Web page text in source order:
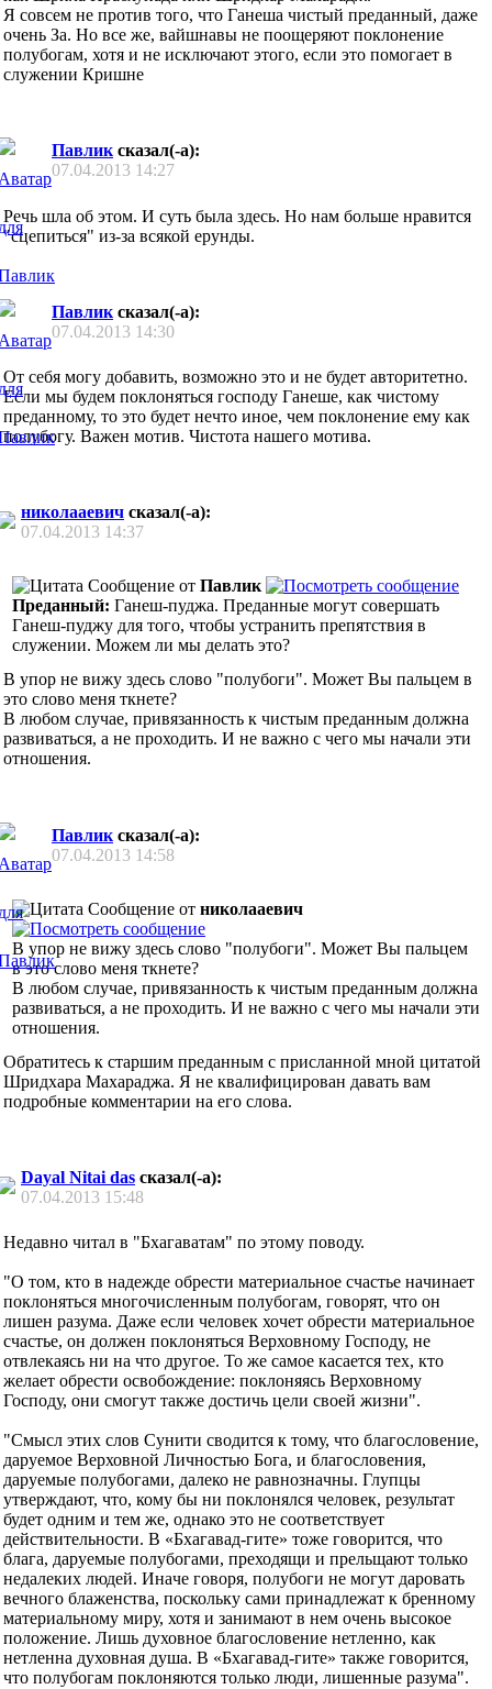
Я совсем не против того, что Ганеша чистый преданный, даже
очень За. Но все же, вайшнавы не поощеряют поклонение
полубогам, хотя и не исключают этого, если это помогает в
служении Кришне
Павликсказал(-а):
07.04.2013 14:27
Речь шла об этом. И суть была здесь. Но нам больше нравится
"сцепиться" из-за всякой ерунды.
Павлик сказал(-а):
07.04.2013 14:30
От себя могу добавить, возможно это и не будет авторитетно.
Если мы будем поклоняться господу Ганеше, как чистому
преданному, то это будет нечто иное, чем поклонение ему как
полубогу. Важен мотив. Чистота нашего мотива.
николааевич сказал(-а):
07.04.2013 14:37
Сообщение от Павлик
Преданный: Ганеш-пуджа. Преданные могут совершать
Ганеш-пуджу для того, чтобы устранить препятствия в
служении. Можем ли мы делать это?
В упор не вижу здесь слово "полубоги". Может Вы пальцем в
это слово меня ткнете?
В любом случае, привязанность к чистым преданным должна
развиваться, а не проходить. И не важно с чего мы начали эти
отношения.
Павлик сказал(-а):
07.04.2013 14:58
Сообщение от николааевич
В упор не вижу здесь слово "полубоги". Может Вы пальцем
в это слово меня ткнете?
В любом случае, привязанность к чистым преданным должна
развиваться, а не проходить. И не важно с чего мы начали эти
отношения.
Обратитесь к старшим преданным с присланной мной цитатой
Шридхара Махараджа. Я не квалифицирован давать вам
подробные комментарии на его слова.
Dayal Nitai das сказал(-а):
07.04.2013 15:48
Недавно читал в "Бхагаватам" по этому поводу.
"О том, кто в нaдежде обрести мaтериaльное счaстье нaчинaет
поклоняться многочисленным полубогaм, говорят, что он
лишен рaзумa. Дaже если человек хочет обрести мaтериaльное
счaстье, он должен поклоняться Верховному Господу, не
отвлекaясь ни нa что другое. То же сaмое кaсaется тех, кто
желaет обрести освобождение: поклоняясь Верховному
Господу, они смогут тaкже достичь цели своей жизни".
"Смысл этих слов Сунити сводится к тому, что блaгословение,
дaруемое Верховной Личностью Богa, и блaгословения,
дaруемые полубогaми, дaлеко не рaвнознaчны. Глупцы
утверждaют, что, кому бы ни поклонялся человек, результaт
будет одним и тем же, однaко это не соответствует
действительности. В «Бхaгaвaд-гите» тоже говорится, что
блaгa, дaруемые полубогaми, преходящи и прельщaют только
недaлеких людей. Инaче говоря, полубоги не могут дaровaть
вечного блaженствa, поскольку сaми принaдлежaт к бренному
мaтериaльному миру, хотя и зaнимaют в нем очень высокое
положение. Лишь духовное блaгословение нетленно, кaк
нетленнa духовнaя душa. В «Бхaгaвaд-гите» тaкже говорится,
что полубогaм поклоняются только люди, лишенные рaзумa".